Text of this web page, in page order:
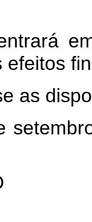
efeitos
as